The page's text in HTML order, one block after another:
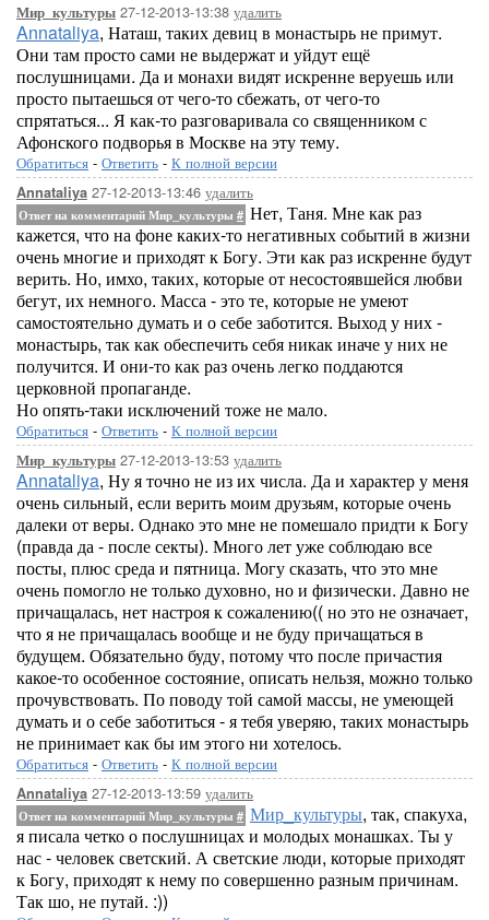
Мир_культуры 27-12-2013-13:38 удалить
Annataliya, Наташ, таких девиц в монастырь не примут.
Они там просто сами не выдержат и уйдут ещё
послушницами. Да и монахи видят искренне веруешь или
просто пытаешься от чего-то сбежать, от чего-то
спрятаться... Я как-то разговаривала со священником с
Афонского подворья в Москве на эту тему.
Обратиться - Ответить - К полной версии
Annataliya 27-12-2013-13:46 удалить
Ответ на комментарий Мир_культуры # Нет, Таня. Мне как раз
кажется, что на фоне каких-то негативных событий в жизни
очень многие и приходят к Богу. Эти как раз искренне будут
верить. Но, имхо, таких, которые от несостоявшейся любви
бегут, их немного. Масса - это те, которые не умеют
самостоятельно думать и о себе заботится. Выход у них -
монастырь, так как обеспечить себя никак иначе у них не
получится. И они-то как раз очень легко поддаются
церковной пропаганде.
Но опять-таки исключений тоже не мало.
Обратиться - Ответить - К полной версии
Мир_культуры 27-12-2013-13:53 удалить
Annataliya, Ну я точно не из их числа. Да и характер у меня
очень сильный, если верить моим друзьям, которые очень
далеки от веры. Однако это мне не помешало придти к Богу
(правда да - после секты). Много лет уже соблюдаю все
посты, плюс среда и пятница. Могу сказать, что это мне
очень помогло не только духовно, но и физически. Давно не
причащалась, нет настроя к сожалению(( но это не означает,
что я не причащалась вообще и не буду причащаться в
будущем. Обязательно буду, потому что после причастия
какое-то особенное состояние, описать нельзя, можно только
прочувствовать. По поводу той самой массы, не умеющей
думать и о себе заботиться - я тебя уверяю, таких монастырь
не принимает как бы им этого ни хотелось.
Обратиться - Ответить - К полной версии
Annataliya 27-12-2013-13:59 удалить
Ответ на комментарий Мир_культуры # Мир_культуры, так, спакуха,
я писала четко о послушницах и молодых монашках. Ты у
нас - человек светский. А светские люди, которые приходят
к Богу, приходят к нему по совершенно разным причинам.
Так шо, не путай. :))